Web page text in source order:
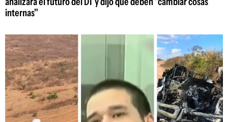
internas"